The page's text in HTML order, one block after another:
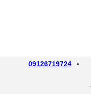
09126719724